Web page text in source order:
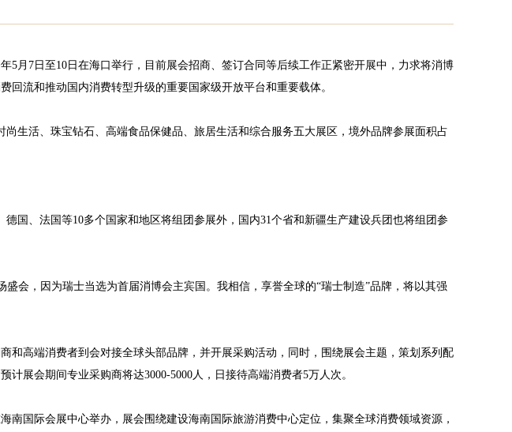
4 5
5月7日至10日在海口举行，目前展会招商、签订合同等后续工作正紧密开展中，力求将消博
回流和推动国内消费转型升级的重要国家级开放平台和重要载体。
生活、珠宝钻石、高端食品保健品、旅居生活和综合服务五大展区，境外品牌参展面积占
国、法国等10多个国家和地区将组团参展外，国内31个省和新疆生产建设兵团也将组团参
会，因为瑞士当选为首届消博会主宾国。我相信，享誉全球的“瑞士制造”品牌，将以其强
和高端消费者到会对接全球头部品牌，并开展采购活动，同时，围绕展会主题，策划系列配
展会期间专业采购商将达3000-5000人，日接待高端消费者5万人次。
南国际会展中心举办，展会围绕建设海南国际旅游消费中心定位，集聚全球消费领域资源，